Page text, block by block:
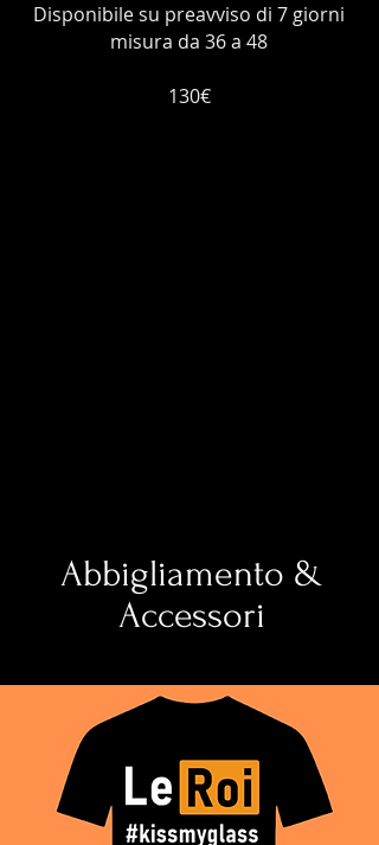
Disponibile su preavviso di 7 giorni
misura da 36 a 48
130€
Abbigliamento &
Accessori